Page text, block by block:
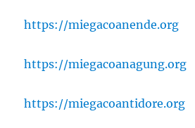
https://miegacoanende.org
https://miegacoanagung.org
https://miegacoantidore.org